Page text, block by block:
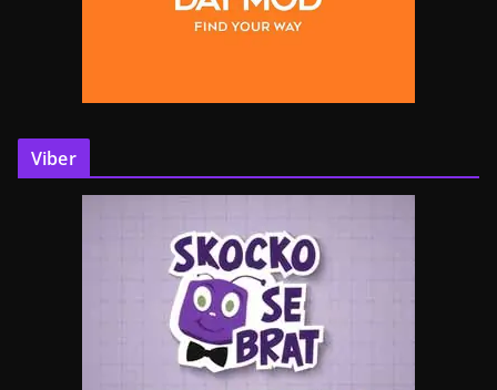
Viber